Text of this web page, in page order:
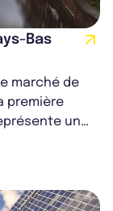
Bas
marché de
première
un